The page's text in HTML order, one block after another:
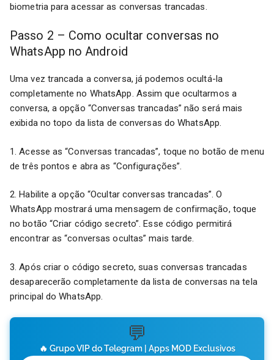
biometria para acessar as conversas trancadas.
Passo 2 – Como ocultar conversas no
WhatsApp no Android
Uma vez trancada a conversa, já podemos ocultá-la
completamente no WhatsApp. Assim que ocultarmos a
conversa, a opção “Conversas trancadas” não será mais
exibida no topo da lista de conversas do WhatsApp.
1. Acesse as “Conversas trancadas”, toque no botão de menu
de três pontos e abra as “Configurações”.
2. Habilite a opção “Ocultar conversas trancadas”. O
WhatsApp mostrará uma mensagem de confirmação, toque
no botão “Criar código secreto”. Esse código permitirá
encontrar as “conversas ocultas” mais tarde.
3. Após criar o código secreto, suas conversas trancadas
desaparecerão completamente da lista de conversas na tela
principal do WhatsApp.
💬
🔥 Grupo VIP do Telegram | Apps MOD Exclusivos